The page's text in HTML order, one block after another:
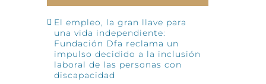
El empleo, la gran llave para
una vida independiente:
Fundación Dfa reclama un
impulso decidido a la inclusión
laboral de las personas con
discapacidad